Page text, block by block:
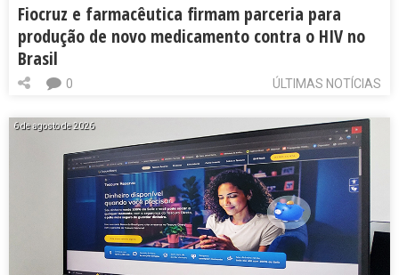
Fiocruz e farmacêutica firmam parceria para
produção de novo medicamento contra o HIV no
Brasil
ÚLTIMAS NOTÍCIAS
0
6 de agosto de 2026